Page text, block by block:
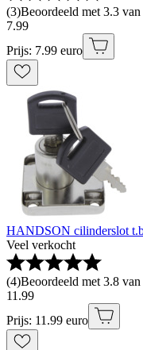
(3)Beoordeeld met 3.3
7.99
Prijs: 7.99 euro
HANDSON cilinderslot
Veel verkocht
(4)Beoordeeld met 3.8
11 .99
Prijs: 11.99 euro